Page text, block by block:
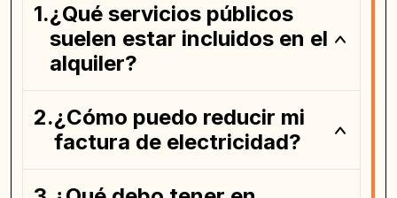
¿Qué servicios públicos
suelen estar incluidos en el
alquiler?
¿Cómo puedo reducir mi
factura de electricidad?